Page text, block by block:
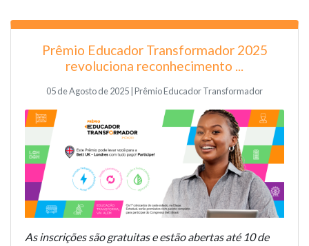
Prêmio Educador Transformador 2025
revoluciona reconhecimento ...
05 de Agosto de 2025 | Prêmio Educador Transformador
As inscrições são gratuitas e estão abertas até 10 de